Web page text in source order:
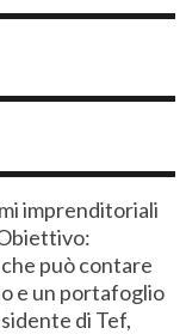
imprenditoriali
può contare
e un portafoglio
di Tef,